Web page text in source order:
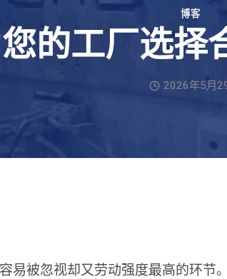
博客
的工厂选择
2026年5月
易被忽视却又劳动强度最高的环节